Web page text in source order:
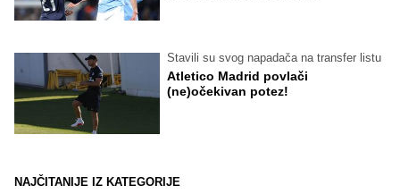
Stavili su svog napadača na transfer listu
Atletico Madrid povlači
(ne)očekivan potez!
NAJČITANIJE IZ KATEGORIJE